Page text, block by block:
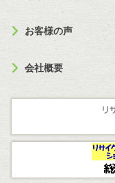
お客様の声
会社概要